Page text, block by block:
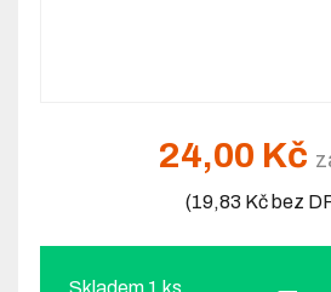
24,00 Kč
(19,83 Kč bez
Skladem 1 ks,